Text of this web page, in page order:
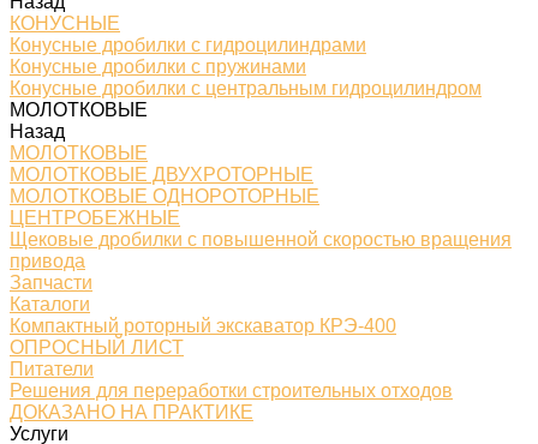
КОНУСНЫЕ
Конусные дробилки с гидроцилиндрами
Конусные дробилки с пружинами
Конусные дробилки с центральным гидроцилиндром
МОЛОТКОВЫЕ
Назад
МОЛОТКОВЫЕ
МОЛОТКОВЫЕ ДВУХРОТОРНЫЕ
МОЛОТКОВЫЕ ОДНОРОТОРНЫЕ
ЦЕНТРОБЕЖНЫЕ
Щековые дробилки с повышенной скоростью вращения
привода
Запчасти
Каталоги
Компактный роторный экскаватор КРЭ-400
ОПРОСНЫЙ ЛИСТ
Питатели
Решения для переработки строительных отходов
ДОКАЗАНО НА ПРАКТИКЕ
Услуги